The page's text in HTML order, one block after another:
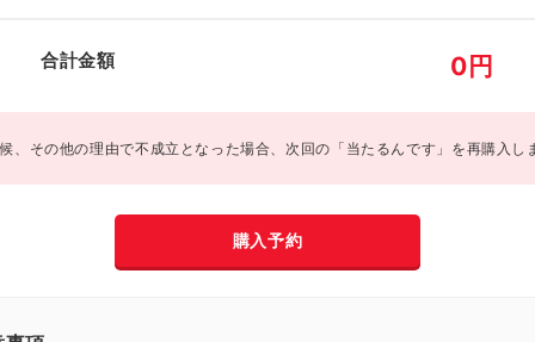
合計金額 0 円
、その他の理由で不成立となった場合、次回の「当たるんです」を再購入し
購入予約